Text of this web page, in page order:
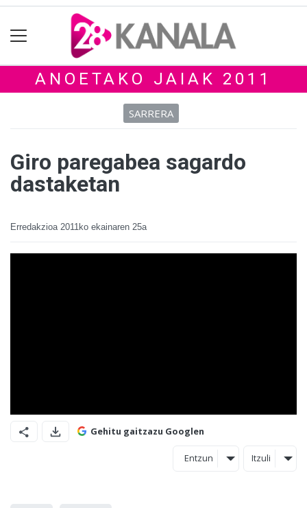
ANOETAKO JAIAK 2011
SARRERA
Giro paregabea sagardo
dastaketan
Erredakzioa 2011ko ekainaren 25a
Gehitu gaitzazu Googlen
Entzun Itzuli